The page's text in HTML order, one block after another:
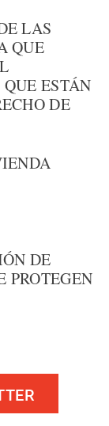
LAS
QUE
ESTÁN
DE
DE
PROTEGEN